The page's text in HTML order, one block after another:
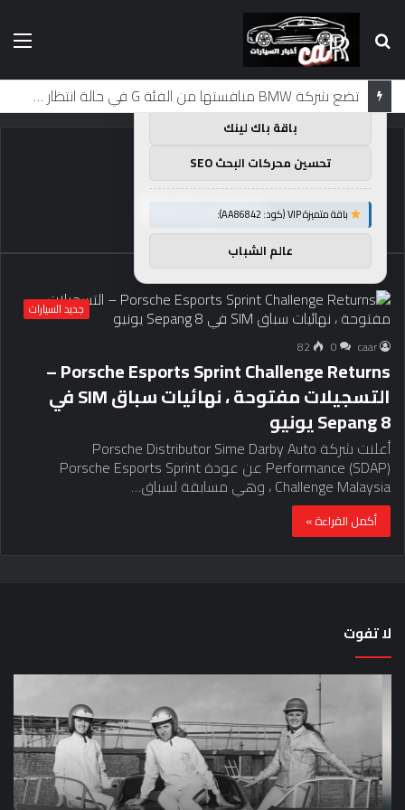
بحث
عن
تضع شركة BMW منافستها من الفئة G في حالة انتظار مع وصول الرياح المعاكسة في الصين إلى موطنها
الرئيسية/
Returns
Returns
جديد السيارات
caar
0
82
Porsche Esports Sprint Challenge Returns –
التسجيلات مفتوحة ، نهائيات سباق SIM في
Sepang 8 يونيو
أعلنت شركة Porsche Distributor Sime Darby Auto
Performance (SDAP) عن عودة Porsche Esports Sprint
Challenge Malaysia ، وهي مسابقة لسباق…
أكمل القراءة »
لا تفوت
لماذا
من
المشاركة
في
توصيات :
باقة متميزة VIP (كود: AA11138):
باقة باك لينك
تحسين محركات البحث SEO
باقة متميزة VIP (كود: AA86842):
عالم الشباب